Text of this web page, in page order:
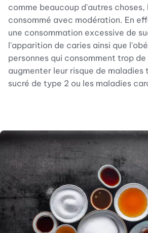
comme beaucoup d'autres
consommé avec modération. En
une consommation excessive de
l'apparition de caries ainsi que
personnes qui consomment trop
augmenter leur risque de
sucré de type 2 ou les maladies